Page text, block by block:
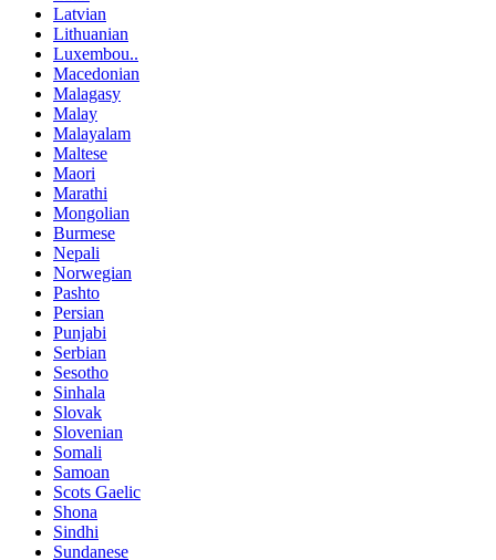
Latvian
Lithuanian
Luxembou..
Macedonian
Malagasy
Malay
Malayalam
Maltese
Maori
Marathi
Mongolian
Burmese
Nepali
Norwegian
Pashto
Persian
Punjabi
Serbian
Sesotho
Sinhala
Slovak
Slovenian
Somali
Samoan
Scots Gaelic
Shona
Sindhi
Sundanese